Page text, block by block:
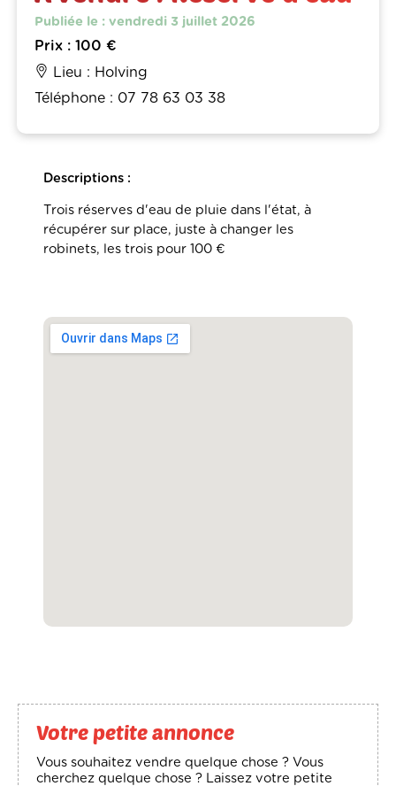
Publiée le : vendredi 3 juillet 2026
Prix : 100 €
Lieu : Holving
Téléphone : 07 78 63 03 38
Descriptions :
Trois réserves d'eau de pluie dans l'état, à
récupérer sur place, juste à changer les
robinets, les trois pour 100 €
Votre petite annonce
Vous souhaitez vendre quelque chose ? Vous
cherchez quelque chose ? Laissez votre petite